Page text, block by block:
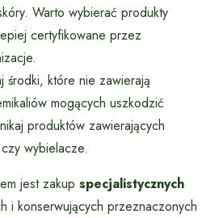
Warto wybierać produkty
certyfikowane przez
środki, które nie zawierają
mogących uszkodzić
produktów zawierających
wybielacze.
jest zakup specjalistycznych
i konserwujących przeznaczonych